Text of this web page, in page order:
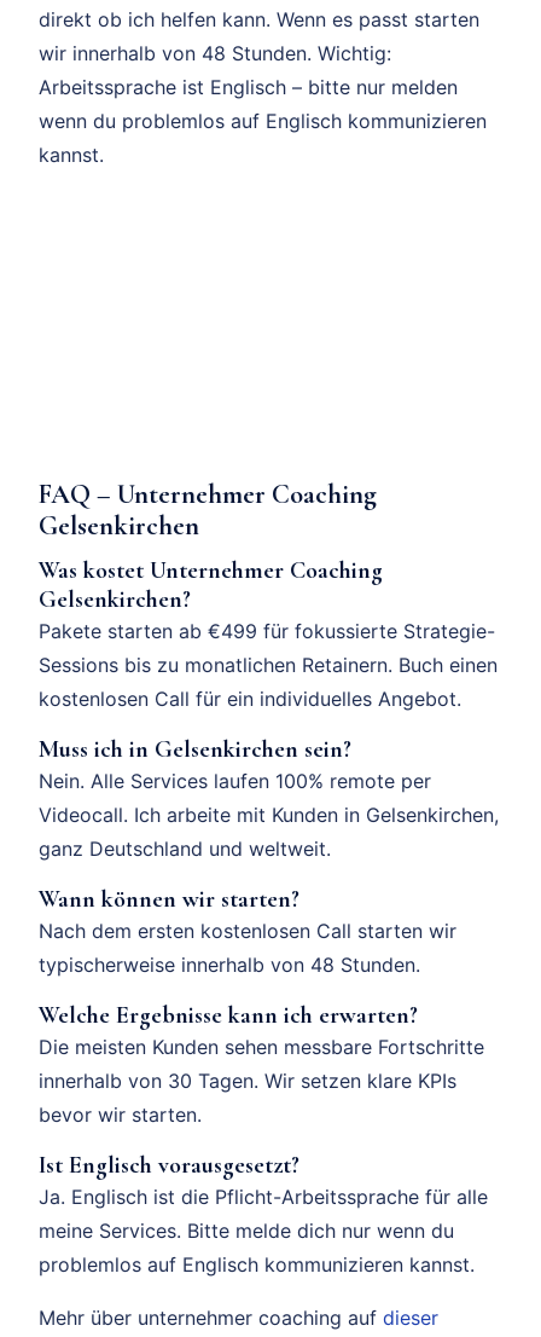
direkt ob ich helfen kann. Wenn es passt starten
wir innerhalb von 48 Stunden. Wichtig:
Arbeitssprache ist Englisch – bitte nur melden
wenn du problemlos auf Englisch kommunizieren
kannst.
FAQ – Unternehmer Coaching
Gelsenkirchen
Was kostet Unternehmer Coaching
Gelsenkirchen?
Pakete starten ab €499 für fokussierte Strategie-
Sessions bis zu monatlichen Retainern. Buch einen
kostenlosen Call für ein individuelles Angebot.
Muss ich in Gelsenkirchen sein?
Nein. Alle Services laufen 100% remote per
Videocall. Ich arbeite mit Kunden in Gelsenkirchen,
ganz Deutschland und weltweit.
Wann können wir starten?
Nach dem ersten kostenlosen Call starten wir
typischerweise innerhalb von 48 Stunden.
Welche Ergebnisse kann ich erwarten?
Die meisten Kunden sehen messbare Fortschritte
innerhalb von 30 Tagen. Wir setzen klare KPIs
bevor wir starten.
Ist Englisch vorausgesetzt?
Ja. Englisch ist die Pflicht-Arbeitssprache für alle
meine Services. Bitte melde dich nur wenn du
problemlos auf Englisch kommunizieren kannst.
Mehr über unternehmer coaching auf dieser